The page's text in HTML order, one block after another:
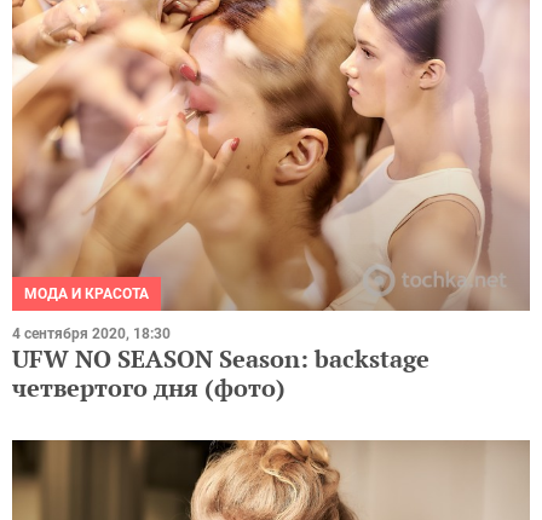
МОДА И КРАСОТА
4 сентября 2020, 18:30
UFW NO SEASON Season: backstage
четвертого дня (фото)